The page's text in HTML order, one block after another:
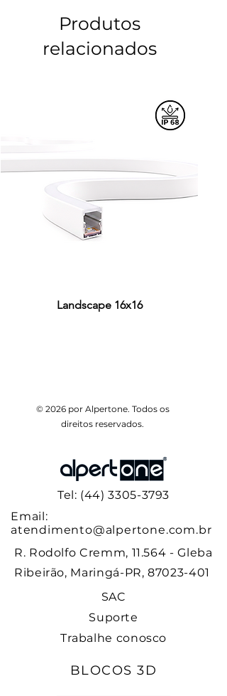
3012 MTP300/MTP200
Produtos
relacionados
Landscape 16x16
Aquaneon 16,5x16,5
Aquaneon 21x11,5
DuaLine 240LED/M
Sequencial 120LED/M
RGB 60LED/M
Light PRO+ 240LED/M
Light PRO+ 180LED/M
Light PRO+ 120LED/M
Light PRO 240LED/M
Light PRO 180LED/M
Light PRO 120LED/M
Light 240LED/M
Light 180LED/M
Light 120LED/M
Downlight Durell - LLB-S 20W
Tel: (44) 3305-3793
Email:
atendimento@alpertone.com.br
R. Rodolfo Cremm, 11.564 - Gleba
Ribeirão, Maringá-PR, 87023-401
SAC
Suporte
Trabalhe conosco
BLOCOS 3D
© 2026 por Alpertone. Todos os
direitos reservados.